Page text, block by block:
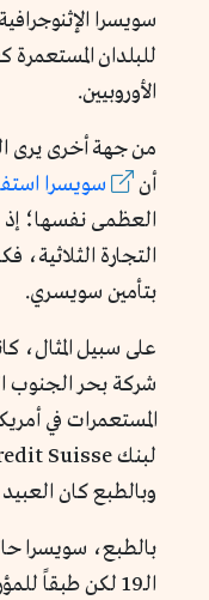
سويسرا
للبلدان
الأوروبيين.
من جهة أخرى يرى
أن
سويسرا
العظمى نفسها؛ إذ
بتأمين سويسري.
على سبيل المثال،
شركة بحر الجنوب
المستعمرات في
وبالطبع كان
الـ19 لكن